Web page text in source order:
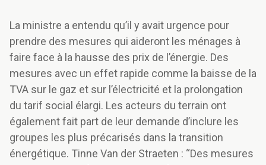
La ministre a entendu qu’il y avait urgence pour
prendre des mesures qui aideront les ménages à
faire face à la hausse des prix de l’énergie. Des
mesures avec un effet rapide comme la baisse de la
TVA sur le gaz et sur l’électricité et la prolongation
du tarif social élargi. Les acteurs du terrain ont
également fait part de leur demande d’inclure les
groupes les plus précarisés dans la transition
énergétique. Tinne Van der Straeten : “Des mesures